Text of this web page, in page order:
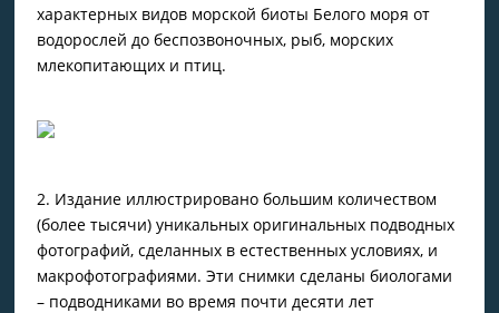
характерных видов морской биоты Белого моря от
водорослей до беспозвоночных, рыб, морских
млекопитающих и птиц.
2. Издание иллюстрировано большим количеством
(более тысячи) уникальных оригинальных подводных
фотографий, сделанных в естественных условиях, и
макрофотографиями. Эти снимки сделаны биологами
– подводниками во время почти десяти лет